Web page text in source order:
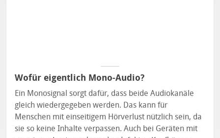
Wofür eigentlich Mono-Audio?
Ein Monosignal sorgt dafür, dass beide Audiokanäle
gleich wiedergegeben werden. Das kann für
Menschen mit einseitigem Hörverlust nützlich sein, da
sie so keine Inhalte verpassen. Auch bei Geräten mit